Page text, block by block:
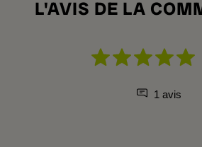
L'AVIS DE LA
1 avis